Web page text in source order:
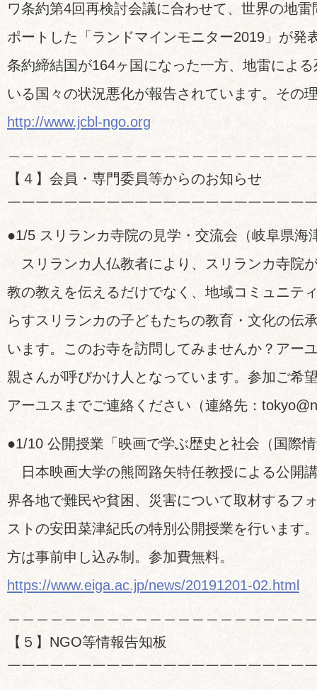
ワ条約第4回再検討会議に合わせて、世界の地
ポートした「ランドマインモニター2019」が発
条約締結国が164ヶ国になった一方、地雷によ
いる国々の状況悪化が報告されています。その
http://www.jcbl-ngo.org
【４】会員・専門委員等からのお知らせ
￣￣￣￣￣￣￣￣￣￣￣￣￣￣￣￣￣￣￣￣￣
●1/5 スリランカ寺院の見学・交流会（岐阜県海
スリランカ人仏教者により、スリランカ寺院
教の教えを伝えるだけでなく、地域コミュニテ
らすスリランカの子どもたちの教育・文化の伝
います。このお寺を訪問してみませんか？アー
親さんが呼びかけ人となっています。参加ご希
アーユスまでご連絡ください（連絡先：
●1/10 公開授業「映画で学ぶ歴史と社会（国際
日本映画大学の熊岡路矢特任教授による公開
界各地で難民や貧困、災害について取材するフ
ストの安田菜津紀氏の特別公開授業を行います
方は事前申し込み制。参加費無料。
https://www.eiga.ac.jp/news/20191201-02.html
＿＿＿＿＿＿＿＿＿＿＿＿＿＿＿＿＿＿＿＿＿
【５】NGO等情報告知板
￣￣￣￣￣￣￣￣￣￣￣￣￣￣￣￣￣￣￣￣￣